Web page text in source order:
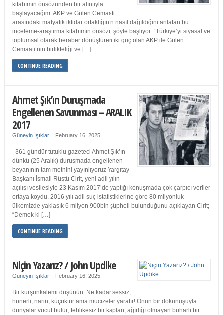
kitabımın önsözünden bir alıntıyla
başlayacağım. AKP ve Gülen Cemaati
arasındaki mafyatik iktidar ortaklığının nasıl dağıldığını anlatan bu
inceleme-araştırma kitabımın önsözü şöyle başlıyor: “Türkiye’yi siyasal ve
toplumsal olarak beraber dönüştüren iki güç olan AKP ile Gülen
Cemaati’nin birlikteliği ve […]
CONTINUE READING
Ahmet Şık’ın Duruşmada
Engellenen Savunması – ARALIK
2017
Güneyin Işıkları | February 16, 2025
361 gündür tutuklu gazeteci Ahmet Şık’ın
dünkü (25 Aralık) duruşmada engellenen
beyanının tam metnini yayınlıyoruz Yargıtay
Başkanı İsmail Rüştü Cirit, yeni adli yılın
açılışı vesilesiyle 23 Kasım 2017’de yaptığı konuşmada çok çarpıcı veriler
ortaya koydu. 2016 yılı adli suç istatistiklerine göre 80 milyonluk
ülkemizde yaklaşık 6 milyon 900bin şüpheli bulunduğunu açıklayan Cirit;
“Demek ki […]
CONTINUE READING
Niçin Yazarız? / John Updike
Güneyin Işıkları | February 16, 2025
Bir kurşunkalemi düşünün. Ne kadar sessiz,
hünerli, narin, küçüktür ama mucizeler yaratır! Onun bir dokunuşuyla
dünyalar vücut bulur; tehlikesiz bir kaplan, ağırlığı olmayan buharlı bir